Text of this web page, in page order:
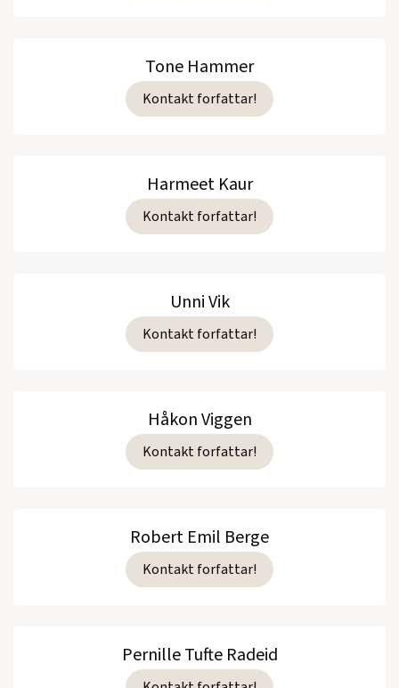
Tone Hammer
Kontakt forfattar!
Harmeet Kaur
Kontakt forfattar!
Unni Vik
Kontakt forfattar!
Håkon Viggen
Kontakt forfattar!
Robert Emil Berge
Kontakt forfattar!
Pernille Tufte Radeid